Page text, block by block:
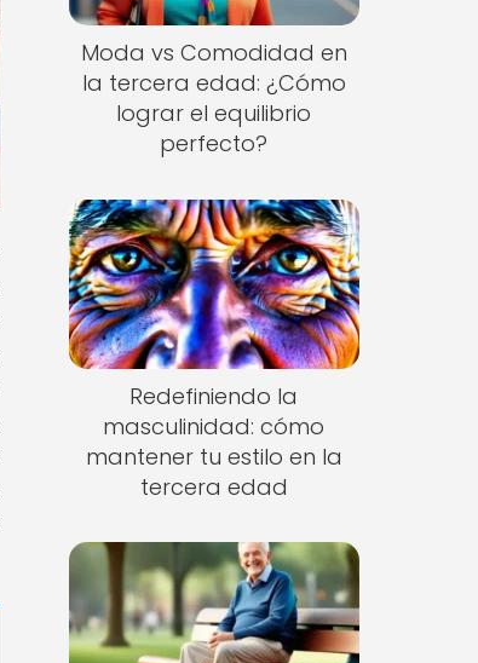
Moda vs Comodidad en
la tercera edad: ¿Cómo
lograr el equilibrio
perfecto?
Redefiniendo la
masculinidad: cómo
mantener tu estilo en la
tercera edad